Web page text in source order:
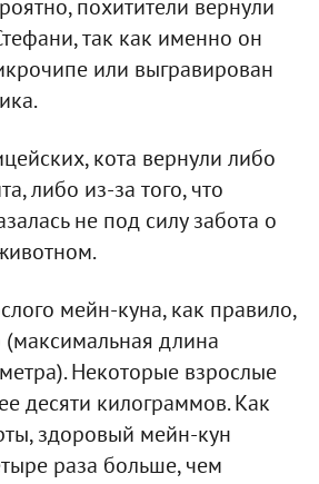
похитители вернули
так как именно он
или выгравирован
кота вернули либо
либо из-за того, что
не под силу забота о
мейн-куна, как правило,
длина
Некоторые взрослые
десяти килограммов. Как
здоровый мейн-кун
раза больше, чем